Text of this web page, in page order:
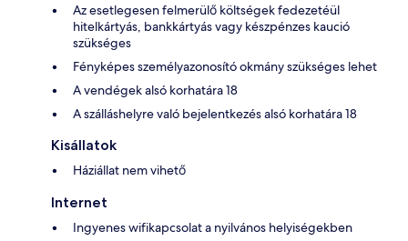
Az esetlegesen felmerülő költségek fedezetéül
hitelkártyás, bankkártyás vagy készpénzes kaució
szükséges
Fényképes személyazonosító okmány szükséges lehet
A vendégek alsó korhatára 18
A szálláshelyre való bejelentkezés alsó korhatára 18
Kisállatok
Háziállat nem vihető
Internet
Ingyenes wifikapcsolat a nyilvános helyiségekben